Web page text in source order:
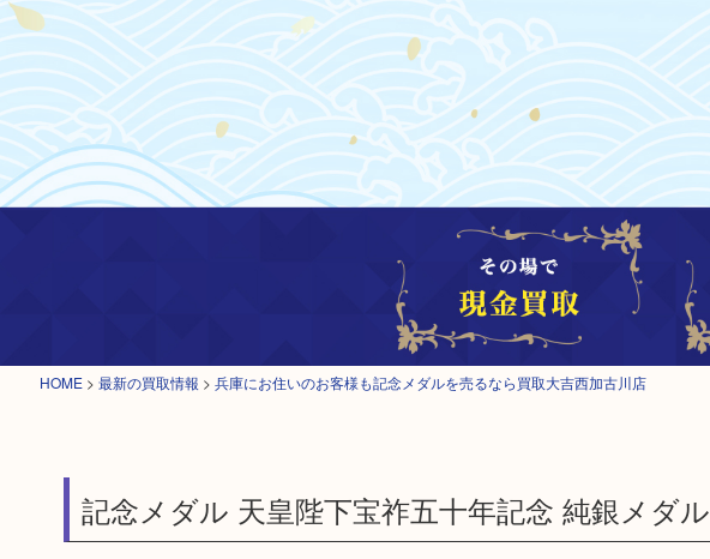
HOME > 最新の買取情報 > 兵庫にお住いのお客様も記念メダルを売るなら買取大吉西加古川店
記念メダル 天皇陛下宝祚五十年記念 純銀メダル